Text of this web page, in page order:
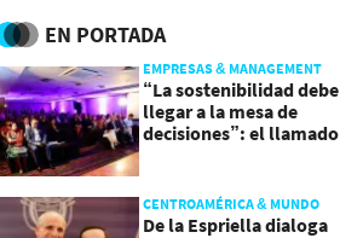
EN PORTADA
EMPRESAS & MANAGEMENT
“La sostenibilidad debe
llegar a la mesa de
decisiones”: el llamado
CENTROAMÉRICA & MUNDO
De la Espriella dialoga